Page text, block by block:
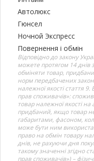
Автолюкс
Гюнсел
Ночной Экспресс
Повернення і обмін
Відповідно до закону
можете протягом 14 днів
обміняти товар,
норм передбачених
належної якості стаття
прав споживачів»:
товар належної якості
придбаний, якщо товар
габаритами, фасоном,
може бути ним
право на обмін товару
днів, не рахуючи дня
такому значенні згідно
прав споживачів») –